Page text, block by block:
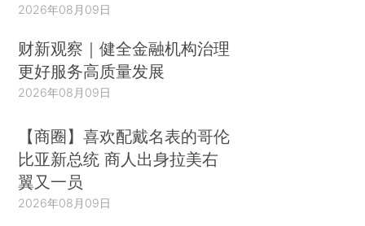
2026年08月09日
财新观察｜健全金融机构治理
更好服务高质量发展
2026年08月09日
【商圈】喜欢配戴名表的哥伦
比亚新总统 商人出身拉美右
翼又一员
2026年08月09日